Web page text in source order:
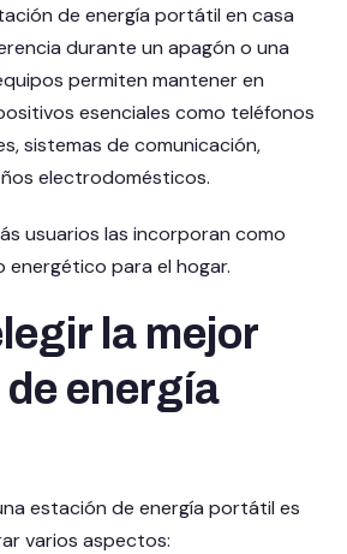
de energía portátil en casa
durante un apagón o una
permiten mantener en
esenciales como teléfonos
sistemas de comunicación,
electrodomésticos.
usuarios las incorporan como
energético para el hogar.
la mejor
energía
estación de energía portátil es
varios aspectos: